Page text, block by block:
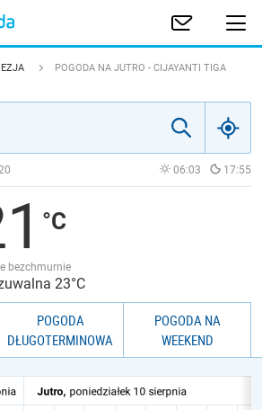
POGODA NA JUTRO - CIJAYANTI TIGA
06:03 17:55
bezchmurnie
23°C
POGODA
DŁUGOTERMINOWA
POGODA NA
WEEKEND